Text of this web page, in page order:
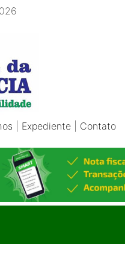
Expediente Contato